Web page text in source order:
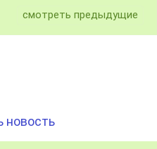
смотреть предыдущие
новость